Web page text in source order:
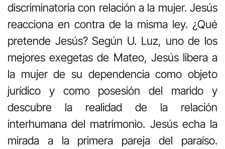
discriminatoria con relación a la mujer. Jesús
reacciona en contra de la misma ley. ¿Qué
pretende Jesús? Según U. Luz, uno de los
mejores exegetas de Mateo, Jesús libera a
la mujer de su dependencia como objeto
jurídico y como posesión del marido y
descubre la realidad de la relación
interhumana del matrimonio. Jesús echa la
mirada a la primera pareja del paraíso.